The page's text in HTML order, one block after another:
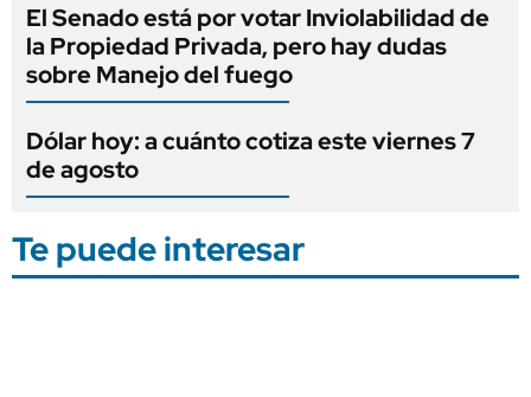
El Senado está por votar Inviolabilidad de
la Propiedad Privada, pero hay dudas
sobre Manejo del fuego
Dólar hoy: a cuánto cotiza este viernes 7
de agosto
Te puede interesar